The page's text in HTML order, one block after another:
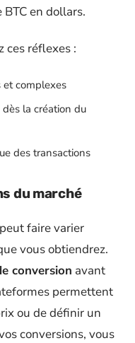
BTC en dollars.
ces réflexes :
et complexes
la création du
des transactions
du marché
faire varier
vous obtiendrez.
conversion avant
permettent
ou de définir un
conversions, vous